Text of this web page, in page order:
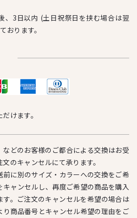
、3日以内 (土日祝祭日を挟む場合は翌
おります。
けます。
などのお客様のご都合による交換はお受
のキャンセルにて承ります。
前に別のサイズ・カラーへの交換をご希
キャンセルし、再度ご希望の商品を購入
す。ご注文のキャンセルを希望の場合は
り商品番号とキャンセル希望の理由をご